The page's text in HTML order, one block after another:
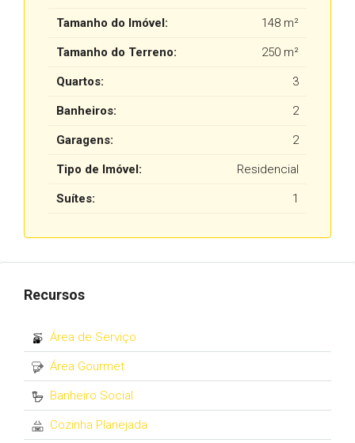
Tamanho do Imóvel: 148 m²
Tamanho do Terreno: 250 m²
Quartos: 3
Banheiros: 2
Garagens: 2
Tipo de Imóvel: Residencial
Suítes: 1
Recursos
Área de Serviço
Área Gourmet
Banheiro Social
Cozinha Planejada